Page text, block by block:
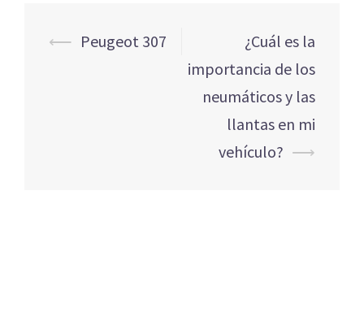
Navegación
⟵ Peugeot 307
¿Cuál es la
importancia de los
neumáticos y las
llantas en mi
vehículo? ⟶